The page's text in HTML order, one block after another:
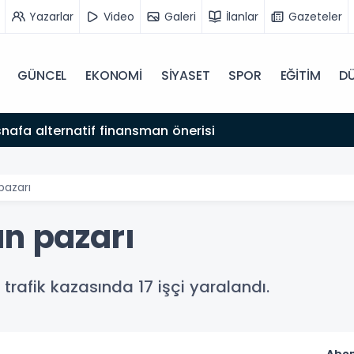
Yazarlar Video Galeri İlanlar Gazeteler
GÜNCEL EKONOMİ SİYASET SPOR EĞİTİM
alternatif finansman önerisi
pazarı
kazasında 17 işçi yaralandı.